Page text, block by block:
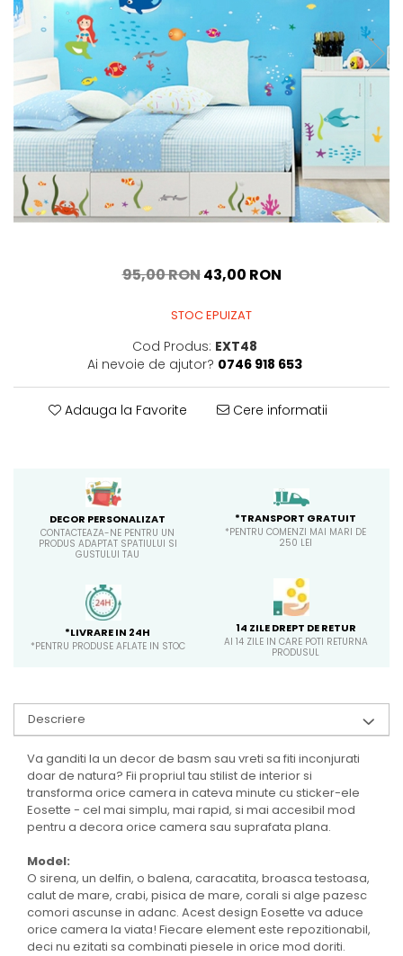
Sticker Harta Lumii
Stickere Cu Model Repetitiv
Stickere Perete Pentru Camera
De Zi
Stickere Pentru Bucatarie
Stickere pentru Usi
Stickere pentru Scari
Stickere pentru Podea
Stickere Semnalistica
95,00 RON43,00 RON
STOC EPUIZAT
Cod Produs: EXT48
Ai nevoie de ajutor? 0746 918 653
Adauga la Favorite Cere informatii
DECOR PERSONALIZAT
CONTACTEAZA-NE PENTRU UN
PRODUS ADAPTAT SPATIULUI SI
GUSTULUI TAU
*TRANSPORT GRATUIT
*PENTRU COMENZI MAI MARI DE
250 LEI
*LIVRARE IN 24H
*PENTRU PRODUSE AFLATE IN STOC
14 ZILE DREPT DE RETUR
AI 14 ZILE IN CARE POTI RETURNA
PRODUSUL
Descriere
Va ganditi la un decor de basm sau vreti sa fiti inconjurati
doar de natura? Fii propriul tau stilist de interior si
transforma orice camera in cateva minute cu sticker-ele
Eosette - cel mai simplu, mai rapid, si mai accesibil mod
pentru a decora orice camera sau suprafata plana.
Model:
O sirena, un delfin, o balena, caracatita, broasca testoasa,
calut de mare, crabi, pisica de mare, corali si alge pazesc
comori ascunse in adanc. Acest design Eosette va aduce
orice camera la viata! Fiecare element este repozitionabil,
deci nu ezitati sa combinati piesele in orice mod doriti.